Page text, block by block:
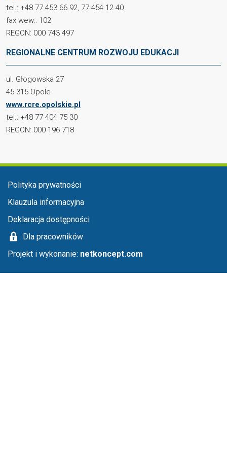
tel.: +48 77 453 66 92, 77 454 12 40
fax wew.: 102
REGON: 000 743 497
REGIONALNE CENTRUM ROZWOJU EDUKACJI
ul. Głogowska 27
45-315 Opole
www.rcre.opolskie.pl
tel.: +48 77 404 75 30
REGON: 000 196 718
Menu stopka
Polityka prywatności
Klauzula informacyjna
Deklaracja dostępności
Dla pracowników
Projekt i wykonanie: netkoncept.com